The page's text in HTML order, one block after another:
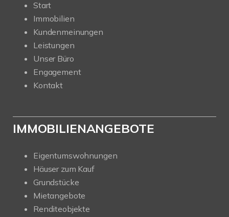
Start
Immobilien
Kundenmeinungen
Leistungen
Unser Büro
Engagement
Kontakt
IMMOBILIENANGEBOTE
Eigentumswohnungen
Häuser zum Kauf
Grundstücke
Mietangebote
Renditeobjekte